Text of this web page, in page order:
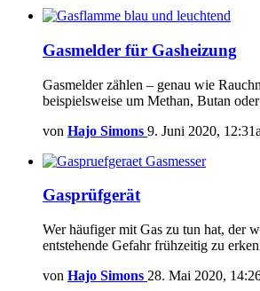
Gasmelder für Gasheizung
Gasmelder zählen – genau wie
beispielsweise um Methan, Butan
von Hajo Simons 9. Juni 2020, 12:31
Gasprüfgerät
Wer häufiger mit Gas zu tun hat, der
entstehende Gefahr frühzeitig zu
von Hajo Simons 28. Mai 2020,